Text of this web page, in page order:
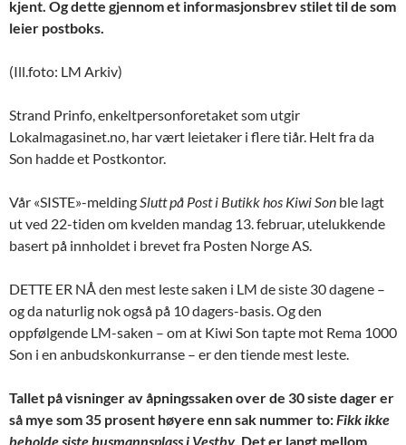
kjent. Og dette gjennom et informasjonsbrev stilet til de som
leier postboks.
(Ill.foto: LM Arkiv)
Strand Prinfo, enkeltpersonforetaket som utgir
Lokalmagasinet.no, har vært leietaker i flere tiår. Helt fra da
Son hadde et Postkontor.
Vår «SISTE»-meldingSlutt på Post i Butikk hos Kiwi Son ble lagt
ut ved 22-tiden om kvelden mandag 13. februar, utelukkende
basert på innholdet i brevet fra Posten Norge AS.
DETTE ER NÅ den mest leste saken i LM de siste 30 dagene –
og da naturlig nok også på 10 dagers-basis. Og den
oppfølgende LM-saken – om at Kiwi Son tapte mot Rema 1000
Son i en anbudskonkurranse – er den tiende mest leste.
Tallet på visninger av åpningssaken over de 30 siste dager er
så mye som 35 prosent høyere enn sak nummer to:Fikk ikke
beholde siste husmannsplass i Vestby. Det er langt mellom